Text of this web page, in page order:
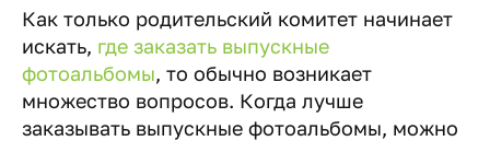
Как только родительский комитет начинает
искать, где заказать выпускные
фотоальбомы, то обычно возникает
множество вопросов. Когда лучше
заказывать выпускные фотоальбомы, можно